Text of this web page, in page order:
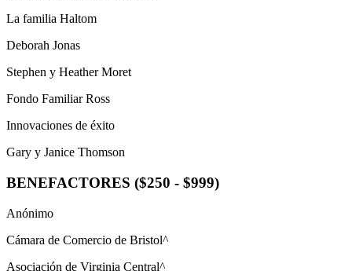
La familia Haltom
Deborah Jonas
Stephen y Heather Moret
Fondo Familiar Ross
Innovaciones de éxito
Gary y Janice Thomson
BENEFACTORES ($250 - $999)
Anónimo
Cámara de Comercio de Bristol^
Asociación de Virginia Central^